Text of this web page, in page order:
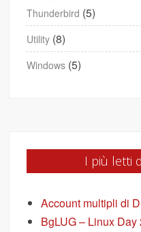
Thunderbird (5)
Utility (8)
Windows (5)
I più letti
Account multipli di
BgLUG – Linux Day